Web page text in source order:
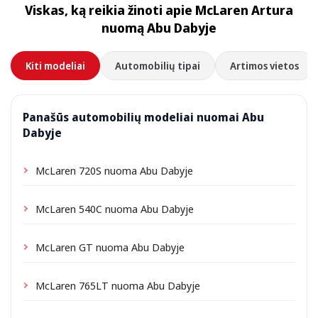
priklausomai nuo vietos gali būti taikomas nedidelis
pristatymo mokestis, visada nurodomas iš anksto.
Viskas, ką reikia žinoti apie McLaren Artura
nuomą Abu Dabyje
Kiti modeliai Automobilių tipai Artimos vietos
Panašūs automobilių modeliai nuomai Abu
Dabyje
McLaren 720S nuoma Abu Dabyje
McLaren 540C nuoma Abu Dabyje
McLaren GT nuoma Abu Dabyje
McLaren 765LT nuoma Abu Dabyje